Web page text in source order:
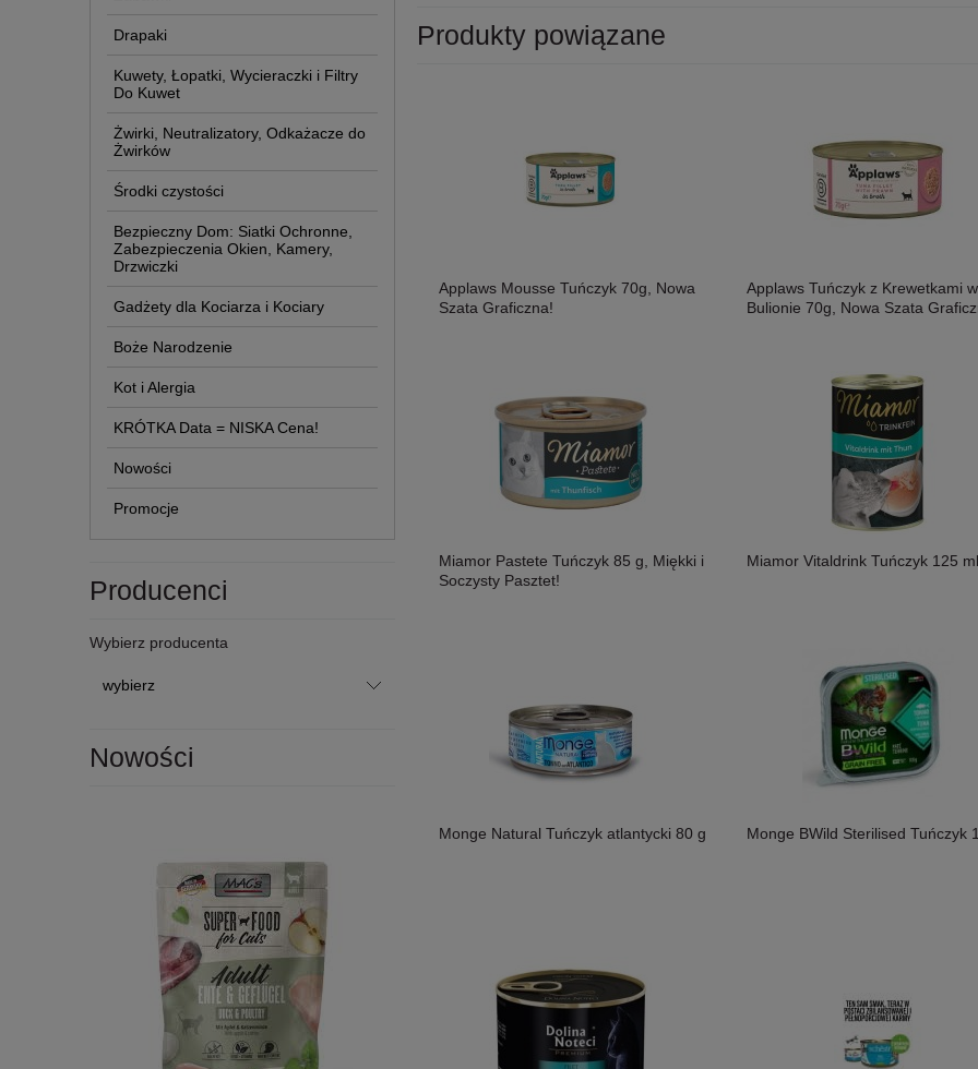
Drapaki
Kuwety, Łopatki, Wycieraczki i Filtry
Do Kuwet
Żwirki, Neutralizatory, Odkażacze do
Żwirków
Środki czystości
Bezpieczny Dom: Siatki Ochronne,
Zabezpieczenia Okien, Kamery,
Drzwiczki
Gadżety dla Kociarza i Kociary
Boże Narodzenie
Kot i Alergia
KRÓTKA Data = NISKA Cena!
Nowości
Promocje
Producenci
Wybierz producenta
Nowości
Produkty powiązane
Applaws Mousse Tuńczyk 70g, Nowa
Szata Graficzna!
Applaws Tuńczyk z Krewetkami w
Bulionie 70g, Nowa Szata
Miamor Pastete Tuńczyk 85 g, Miękki i
Soczysty Pasztet!
Miamor Vitaldrink Tuńczyk 125 ml
Monge Natural Tuńczyk atlantycki 80 g Monge BWild Sterilised Tuńczyk